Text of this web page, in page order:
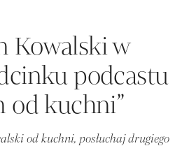
Kowalski w
podcastu
od kuchni”
od kuchni, posłuchaj drugiego